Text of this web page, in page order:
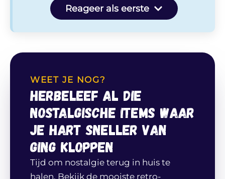
Reageer als eerste
WEET JE NOG?
Herbeleef al die
nostalgische items waar
je hart sneller van
ging kloppen
Tijd om nostalgie terug in huis te
halen. Bekijk de mooiste retro-